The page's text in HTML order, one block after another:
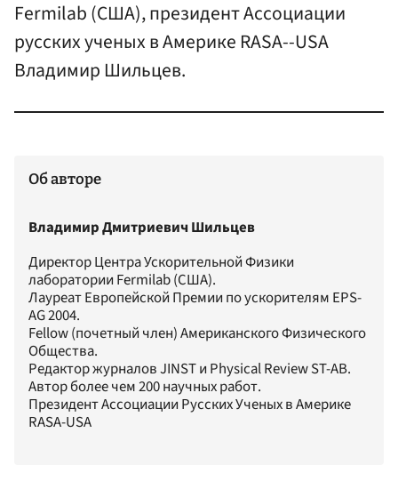
Fermilab (США), президент Ассоциации
русских ученых в Америке RASA--USA
Владимир Шильцев.
Об авторе
Владимир Дмитриевич Шильцев
Директор Центра Ускорительной Физики
лаборатории Fermilab (США).
Лауреат Европейской Премии по ускорителям EPS-
AG 2004.
Fellow (почетный член) Американского Физического
Общества.
Редактор журналов JINST и Physical Review ST-AB.
Автор более чем 200 научных работ.
Президент Ассоциации Русских Ученых в Америке
RASA-USA